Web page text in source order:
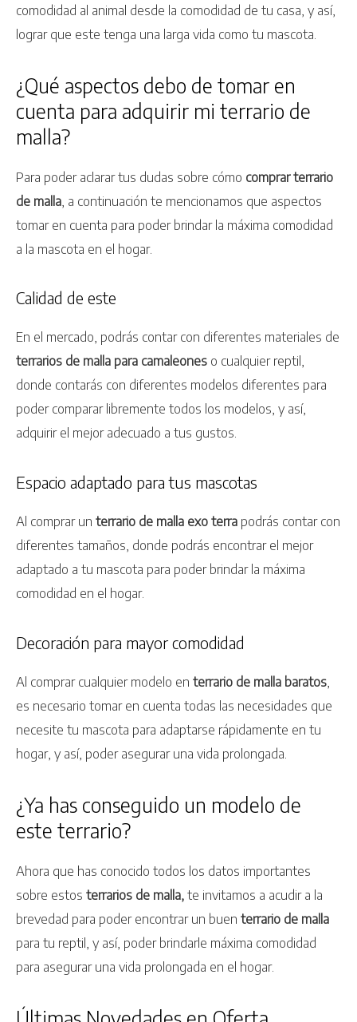
comodidad al animal desde la comodidad de tu casa, y así,
lograr que este tenga una larga vida como tu mascota.
¿Qué aspectos debo de tomar en
cuenta para adquirir mi terrario de
malla?
Para poder aclarar tus dudas sobre cómo comprar terrario
de malla , a continuación te mencionamos que aspectos
tomar en cuenta para poder brindar la máxima comodidad
a la mascota en el hogar.
Calidad de este
En el mercado, podrás contar con diferentes materiales de
terrarios de malla para camaleones o cualquier reptil,
donde contarás con diferentes modelos diferentes para
poder comparar libremente todos los modelos, y así,
adquirir el mejor adecuado a tus gustos.
Espacio adaptado para tus mascotas
Al comprar un terrario de malla exo terra podrás contar con
diferentes tamaños, donde podrás encontrar el mejor
adaptado a tu mascota para poder brindar la máxima
comodidad en el hogar.
Decoración para mayor comodidad
Al comprar cualquier modelo en terrario de malla baratos
es necesario tomar en cuenta todas las necesidades que
necesite tu mascota para adaptarse rápidamente en tu
hogar, y así, poder asegurar una vida prolongada.
¿Ya has conseguido un modelo de
este terrario?
Ahora que has conocido todos los datos importantes
sobre estos terrarios de malla,te invitamos a acudir a la
brevedad para poder encontrar un buen terrario de malla
para tu reptil, y así, poder brindarle máxima comodidad
para asegurar una vida prolongada en el hogar.